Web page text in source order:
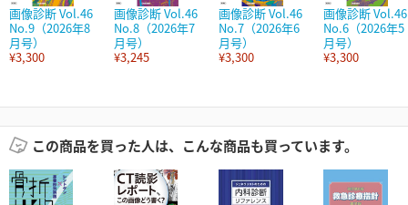
画像診断 Vol.46
No.9（2026年8
月号）
¥3,300
画像診断 Vol.46
No.8（2026年7
月号）
¥3,245
画像診断 Vol.46
No.7（2026年6
月号）
¥3,300
画像診断 Vol.46
No.6（2026年5
月号）
¥3,300
この商品を買った人は、こんな商品も買っています。